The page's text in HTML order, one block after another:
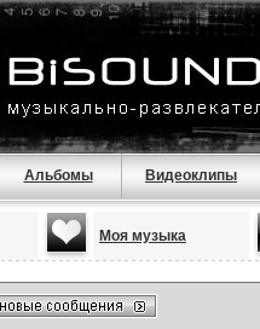
Альбомы Видеоклипы
Моя музыка